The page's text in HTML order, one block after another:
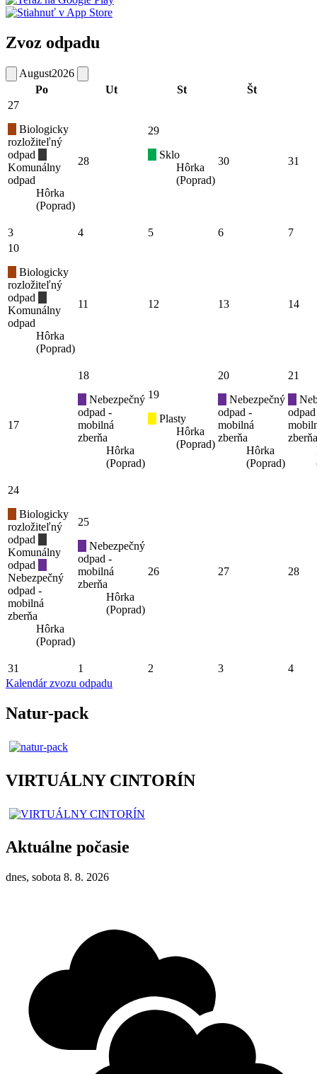
Zvoz odpadu
August2026
Po
Ut St Št
27
Biologicky
rozložiteľný
odpad
Komunálny
odpad
Hôrka
(Poprad)
28
29
Sklo
Hôrka
(Poprad)
30 31
3 4 5 6
7
10
Biologicky
rozložiteľný
odpad
Komunálny
odpad
Hôrka
(Poprad)
11 12 13 14
17
18
Nebezpečný
odpad -
mobilná
zberňa
Hôrka
(Poprad)
19
Plasty
Hôrka
(Poprad)
20
Nebezpečný
odpad -
mobilná
zberňa
Hôrka
(Poprad)
21
zberňa
24
Biologicky
rozložiteľný
odpad
Komunálny
odpad
Nebezpečný
odpad -
mobilná
zberňa
Hôrka
(Poprad)
25
Nebezpečný
odpad -
mobilná
zberňa
Hôrka
(Poprad)
26 27 28
31 1 2 3
4
Kalendár zvozu odpadu
Natur-pack
VIRTUÁLNY CINTORÍN
Aktuálne počasie
dnes, sobota 8. 8. 2026